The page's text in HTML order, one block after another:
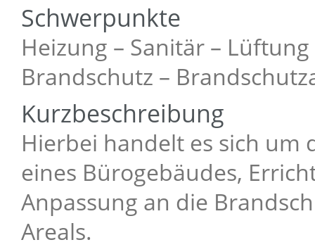
Schwerpunkte
Heizung – Sanitär –
Brandschutz –
Kurzbeschreibung
Hierbei handelt es sich um
eines Bürogebäudes,
Anpassung an die
Areals.